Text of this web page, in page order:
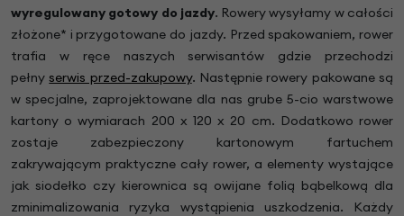
wyregulowany gotowy do jazdy. Rowery wysyłamy w całości
złożone* i przygotowane do jazdy. Przed spakowaniem, rower
trafia w ręce naszych serwisantów gdzie przechodzi
pełnyserwis przed-zakupowy. Następnie rowery pakowane są
w specjalne, zaprojektowane dla nas grube 5-cio warstwowe
kartony o wymiarach 200 x 120 x 20 cm. Dodatkowo rower
zostaje zabezpieczony kartonowym fartuchem
zakrywającym praktyczne cały rower, a elementy wystające
jak siodełko czy kierownica są owijane folią bąbelkową dla
zminimalizowania ryzyka wystąpienia uszkodzenia. Każdy